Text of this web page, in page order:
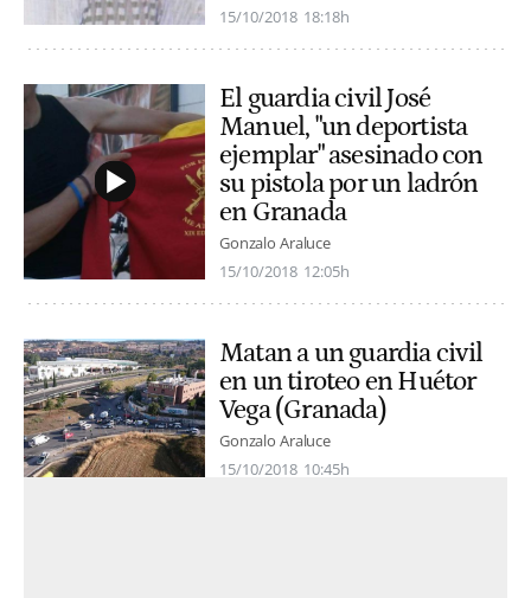
15/10/2018 18:18h
El guardia civil José
Manuel, "un deportista
ejemplar" asesinado con
su pistola por un ladrón
en Granada
Gonzalo Araluce
15/10/2018 12:05h
Matan a un guardia civil
en un tiroteo en Huétor
Vega (Granada)
Gonzalo Araluce
15/10/2018 10:45h